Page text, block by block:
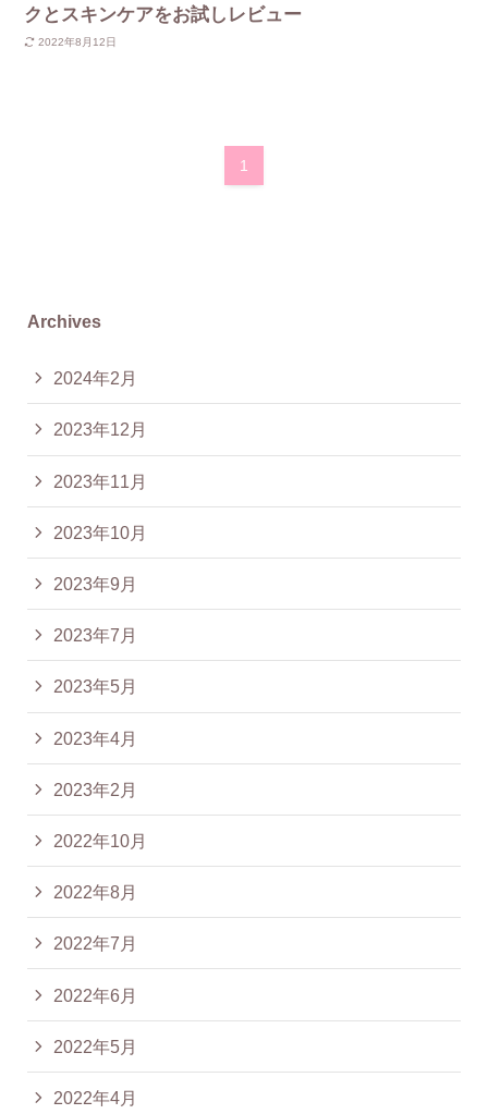
クとスキンケアをお試しレビュー
2022年8月12日
1
Archives
2024年2月
2023年12月
2023年11月
2023年10月
2023年9月
2023年7月
2023年5月
2023年4月
2023年2月
2022年10月
2022年8月
2022年7月
2022年6月
2022年5月
2022年4月